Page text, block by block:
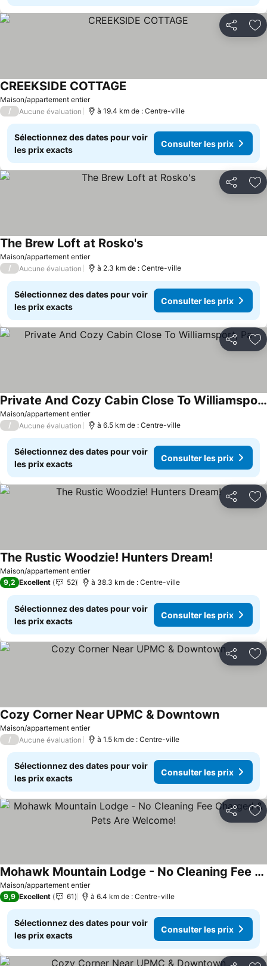
Partager
Maison/appartement entier
CREEKSIDE COTTAGE
/ Aucune évaluation à 19.4 km de : Centre-ville
Sélectionnez des dates pour voir
les prix exacts
Consulter les prix
Partager
Maison/appartement entier
The Brew Loft at Rosko'sConsulter les prix
/ Aucune évaluation à 2.3 km de : Centre-ville
Sélectionnez des dates pour voir
les prix exacts
Consulter les prix
Partager
Maison/appartement entier
Private And Cozy Cabin Close To Williamsport, Pa
Consulter les prix
/ Aucune évaluation à 6.5 km de : Centre-ville
Sélectionnez des dates pour voir
les prix exacts
Consulter les prix
Partager
Maison/appartement entier
The Rustic Woodzie! Hunters Dream!
9,2 Excellent 52 à 38.3 km de : Centre-ville
Sélectionnez des dates pour voir
les prix exacts
Consulter les prix
Partager
Maison/appartement entier
Cozy Corner Near UPMC & DowntownConsulter
/ Aucune évaluation à 1.5 km de : Centre-ville
Sélectionnez des dates pour voir
les prix exacts
Consulter les prix
Partager
Maison/appartement entier
Mohawk Mountain Lodge - No Cleaning Fee Charged & Pets Are Welcome!
Consulter les prix
9,9 Excellent 61 à 6.4 km de : Centre-ville
Sélectionnez des dates pour voir
les prix exacts
Consulter les prix